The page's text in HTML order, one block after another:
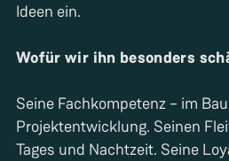
Ideen ein.
Wofür wir ihn besonders
Seine Fachkompetenz – im
Projektentwicklung. Seinen
Tages und Nachtzeit. Seine